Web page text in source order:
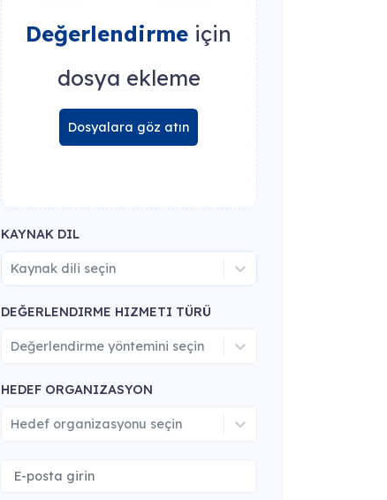
Değerlendirme için
dosya ekleme
Dosyalara göz atın
KAYNAK DIL
Kaynak dili seçin
DEĞERLENDIRME HIZMETI TÜRÜ
Değerlendirme yöntemini seçin
HEDEF ORGANIZASYON
Hedef organizasyonu seçin